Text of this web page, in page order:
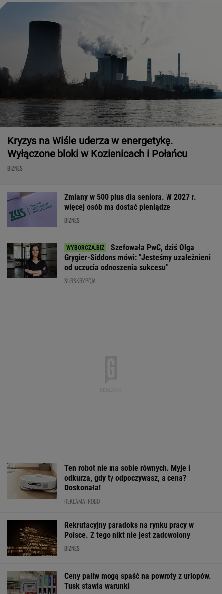
Kryzys na Wiśle uderza w energetykę.
Wyłączone bloki w Kozienicach i Połańcu
BIZNES
Zmiany w 500 plus dla seniora. W 2027 r.
więcej osób ma dostać pieniądze
BIZNES
Szefowała PwC, dziś Olga
Grygier-Siddons mówi: "Jesteśmy uzależnieni
od uczucia odnoszenia sukcesu"
SUBSKRYPCJA
Ten robot nie ma sobie równych. Myje i
odkurza, gdy ty odpoczywasz, a cena?
Doskonała!
REKLAMA IROBOT
Rekrutacyjny paradoks na rynku pracy w
Polsce. Z tego nikt nie jest zadowolony
BIZNES
Ceny paliw mogą spaść na powroty z urlopów.
Tusk stawia warunki